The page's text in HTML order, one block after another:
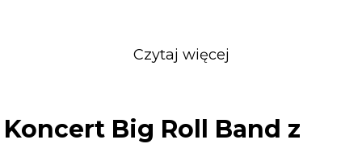
Czytaj więcej
Roll
Band
Koncert Big Roll Band z